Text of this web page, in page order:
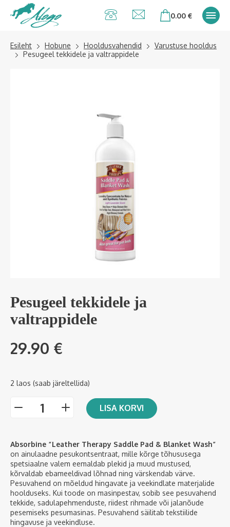
Alogo Hobu ja
ratsavarustus
0.00 €
Esileht Hobune Hooldusvahendid
Varustuse hooldus
Pesugeel tekkidele ja valtrappidele
Pesugeel tekkidele ja
valtrappidele
29.90 €
2 laos (saab järeltellida)
- + LISA KORVI
Absorbine “Leather Therapy Saddle Pad & Blanket Wash”
on ainulaadne pesukontsentraat, mille kõrge tõhususega
spetsiaalne valem eemaldab plekid ja muud mustused,
kõrvaldab ebameeldivad lõhnad ning värskendab värve.
Pesuvahend on mõeldud hingavate ja veekindlate materjalide
hoolduseks. Kui toode on masinpestav, sobib see pesuvahend
tekkide, sadulapehmenduste, riidest rihmade või jalanõude
pesemiseks pesumasinas. Pesuvahend säilitab tekstiilide
hingavuse ja veekindluse.